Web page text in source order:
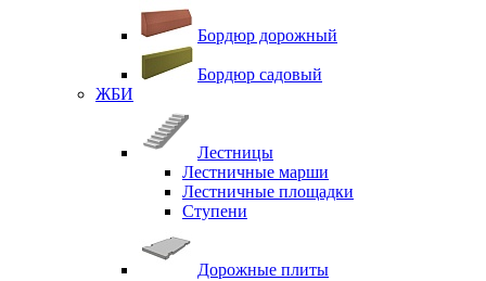
Бордюр дорожный
Бордюр садовый
ЖБИ
Лестницы
Лестничные марши
Лестничные площадки
Ступени
Дорожные плиты